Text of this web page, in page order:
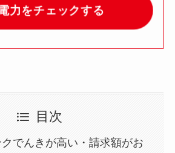
力をチェックする
目次
でんきが高い・請求額がお